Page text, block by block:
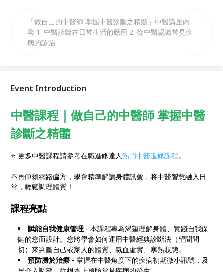
「做自己的中醫師 掌握中醫診斷之精髓」中醫講座內
容 1. 中醫診斷在日常生活的應用 2. 從中醫認識常見疾
病的診治
Event Introduction
中醫課程｜做自己的中醫師 掌握中醫
診斷之精髓
⭐ 更多中醫課程請參考在職進修達人熱門中醫進修課程。
不再仰賴網路偏方，學會精準解讀身體訊號，將中醫智慧融入日
常，輕鬆調理體質！
課程亮點
賦能自我健康管理 - 本課程專為渴望理解身體、實踐自我保
健的您而設計。您將學會如何運用中醫經典診斷法（望聞問
切）來判斷自己或家人的體質、氣血虛實、寒熱狀態。
預防勝於治療 - 掌握在中醫角度下的疾病初期微小訊號，及